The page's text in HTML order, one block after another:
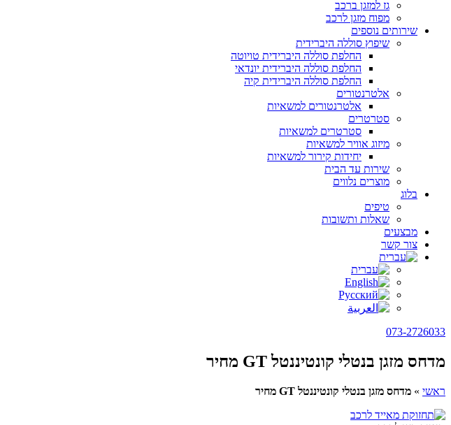
גז למזגן ברכב
מפוח מזגן לרכב
שירותים נוספים
שיפוץ סוללה היברידית
החלפת סוללה היברידית טויוטה
החלפת סוללה היברידית יונדאי
החלפת סוללה היברידית קיה
אלטרנטורים
אלטרנטורים למשאיות
סטרטרים
סטרטרים למשאיות
מיזוג אוויר למשאיות
יחידות קירור למשאיות
שירות עד הבית
מוצרים נלווים
בלוג
טיפים
שאלות ותשובות
מבצעים
צור קשר
073-2726033
מדחס מזגן בנטלי קונטיננטל GT מחיר
ראשי » מדחס מזגן בנטלי קונטיננטל GT מחיר